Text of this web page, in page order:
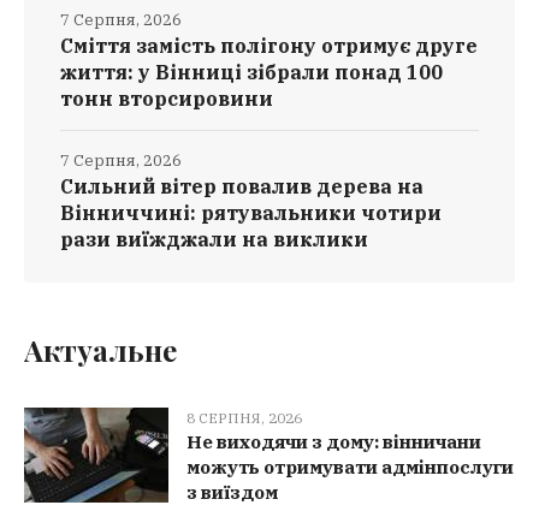
Сміття замість полігону отримує друге
життя: у Вінниці зібрали понад 100
тонн вторсировини
7 Серпня, 2026
Сильний вітер повалив дерева на
Вінниччині: рятувальники чотири
рази виїжджали на виклики
7 Серпня, 2026
Актуальне
8 СЕРПНЯ, 2026
Не виходячи з дому: вінничани
можуть отримувати адмінпослуги
з виїздом